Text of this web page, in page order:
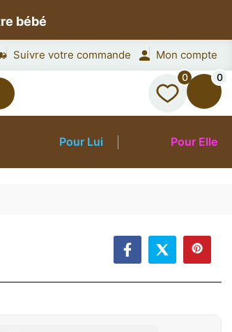
bébé
Suivre votre commande Mon compte
0 0
Pour Lui Pour Elle